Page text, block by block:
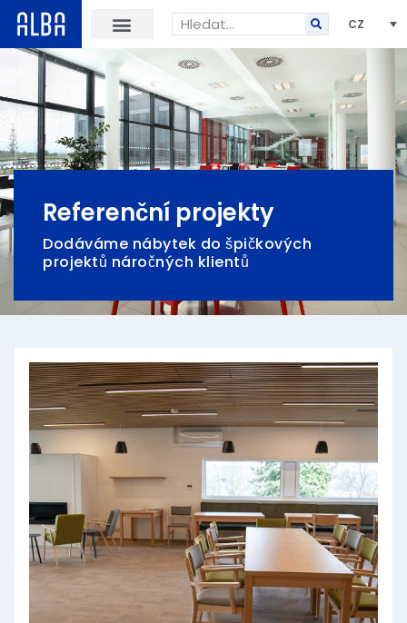
CZ
Referenční projekty
Dodáváme nábytek do špičkových
projektů náročných klientů